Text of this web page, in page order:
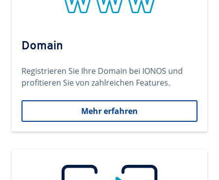
Domain
Registrieren Sie Ihre Domain bei IONOS und
profitieren Sie von zahlreichen Features.
Mehr erfahren